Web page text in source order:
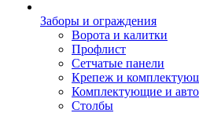
Заборы и ограждения
Ворота и калитки
Профлист
Сетчатые панели
Крепеж и
Комплектующие и
Столбы